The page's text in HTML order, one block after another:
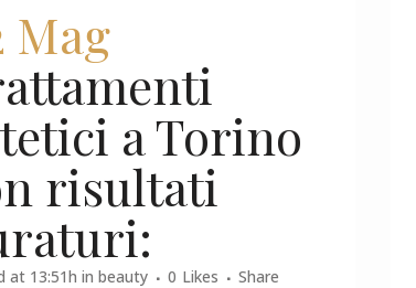
Mag
a Torino
risultati
at 13:51h in beauty 0 Likes Share